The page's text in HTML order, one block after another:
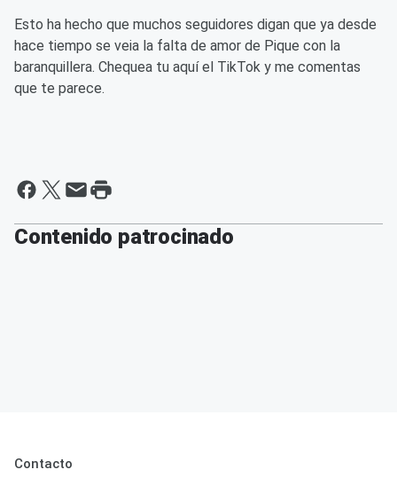
Esto ha hecho que muchos seguidores digan que ya desde
hace tiempo se veia la falta de amor de Pique con la
baranquillera. Chequea tu aquí el TikTok y me comentas
que te parece.
Contenido patrocinado
Contacto